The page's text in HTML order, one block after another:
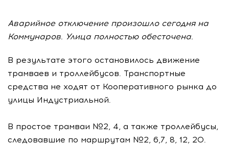
Аварийное отключение произошло сегодня на
Коммунаров. Улица полностью обесточена.
В результате этого остановилось движение
трамваев и троллейбусов. Транспортные
средства не ходят от Кооперативного рынка до
улицы Индустриальной.
В простое трамваи №2, 4, а также троллейбусы,
следовавшие по маршрутам №2, 6,7, 8, 12, 20.